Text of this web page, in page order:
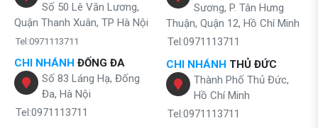
Số 50 Lê Văn Lương,
Quận Thanh Xuân, TP Hà Nội
Tel:0971113711
CHI NHÁNH ĐỐNG ĐA
Số 83 Láng Hạ, Đống
Đa, Hà Nội
Tel:0971113711
Sương, P. Tân Hưng
Thuận, Quận 12, Hồ Chí Minh
Tel:0971113711
CHI NHÁNH THỦ ĐỨC
Thành Phố Thủ Đức,
Hồ Chí Minh
Tel:0971113711